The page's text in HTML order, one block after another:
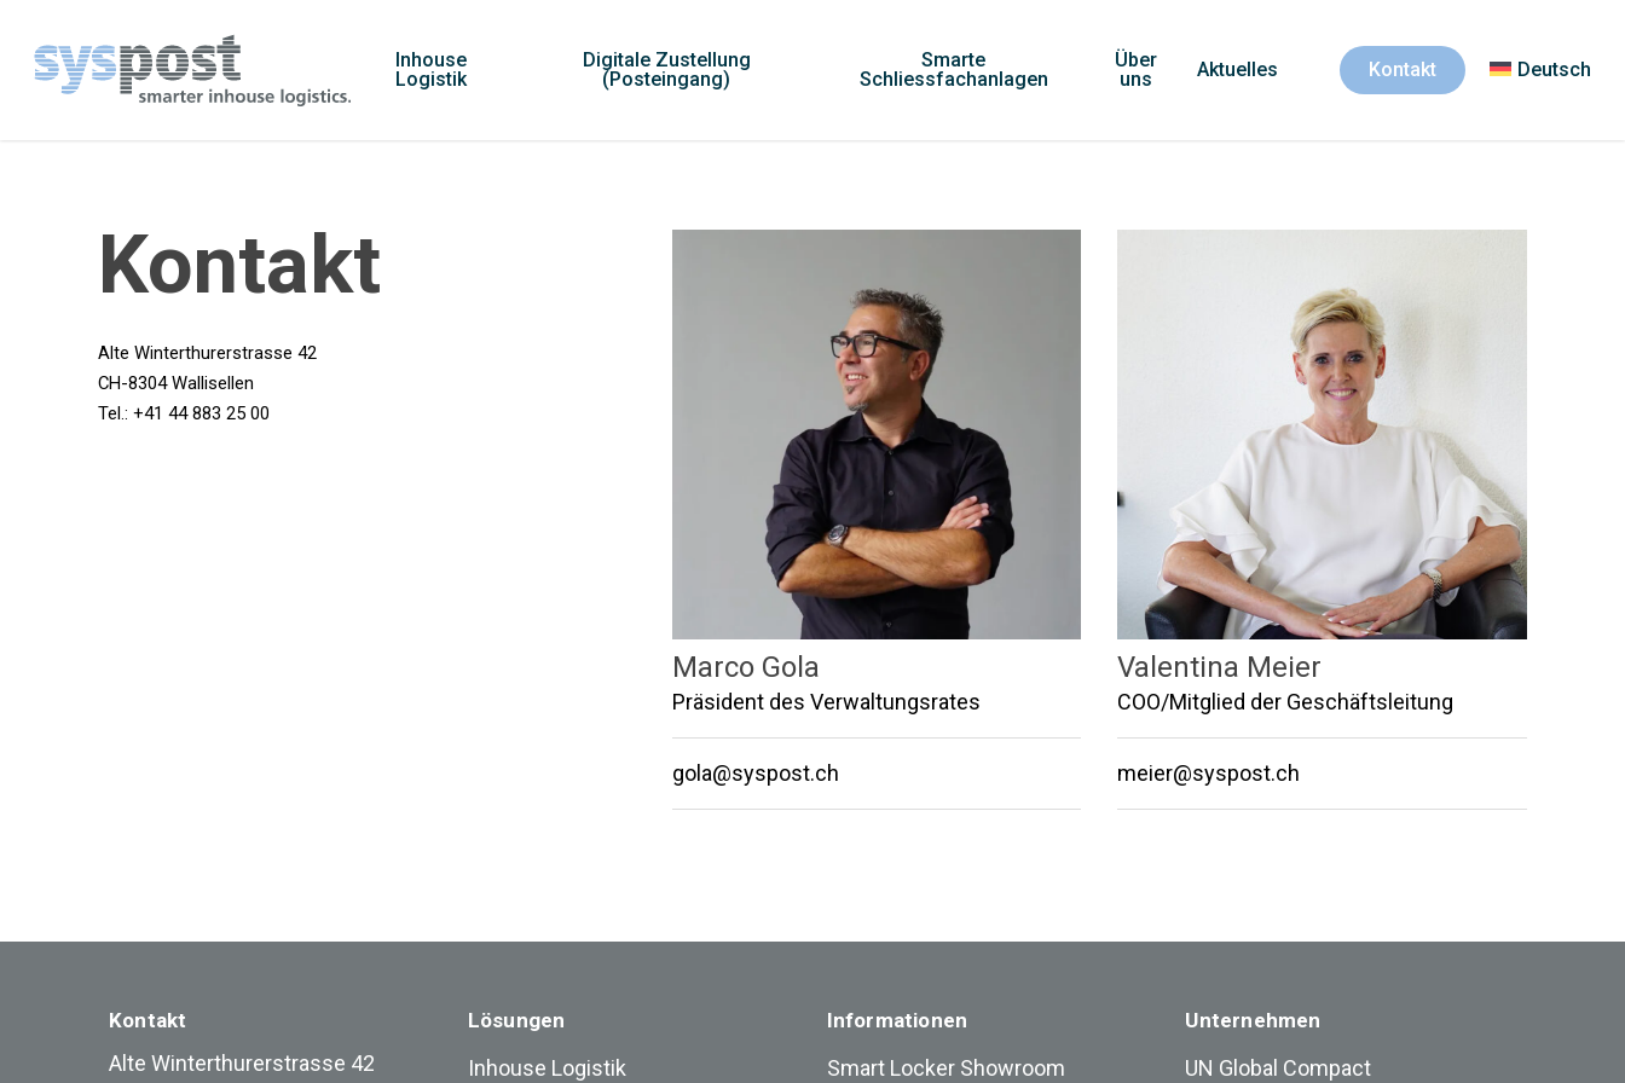
main
Inhouse
Logistik
Digitale Zustellung
(Posteingang)
Smarte
Schliessfachanlagen
Über
uns
Aktuelles Kontakt Deutsch
Kontakt
Alte Winterthurerstrasse 42
CH-8304 Wallisellen
Tel.: +41 44 883 25 00
Marco Gola
Präsident des Verwaltungsrates
gola@syspost.ch
Valentina Meier
COO/Mitglied der Geschäftsleitung
meier@syspost.ch
Kontakt
Alte Winterthurerstrasse 42
Lösungen
Inhouse Logistik
Informationen
Smart Locker Showroom
Unternehmen
UN Global Compact